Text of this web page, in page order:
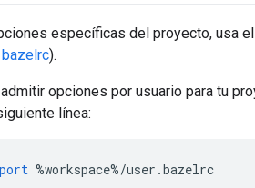
específicas del proyecto, usa
).
opciones por usuario para tu
línea:
%workspace%/user .bazelrc